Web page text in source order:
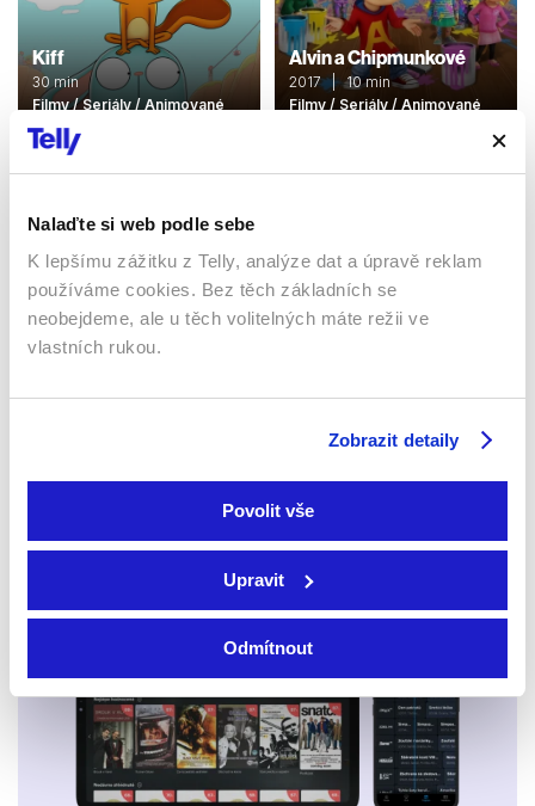
Nalaďte si web podle sebe
K lepšímu zážitku z Telly, analýze dat a úpravě reklam
používáme cookies. Bez těch základních se
neobejdeme, ale u těch volitelných máte režii ve
vlastních rukou.
Zobrazit detaily
Povolit vše
Upravit
Odmítnout
Kiff
30 min
Filmy / Seriály / Animované
Alvin a Chipmunkové
2017 | 10 min
Filmy / Seriály / Animované
Sledujte kdekoliv až na 6 zařízeních
Sledovat internetovou televizi jde odkudkoliv
Smart TV - Android, Google, Samsung, LG, VIDAA